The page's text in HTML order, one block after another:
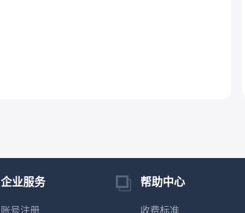
企业服务
账号注册
帮助中心
收费标准